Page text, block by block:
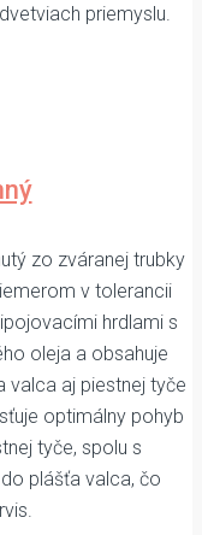
priemyslu.
zo zváranej trubky
v tolerancii
hrdlami s
oleja a obsahuje
valca aj piestnej tyče
optimálny pohyb
tyče, spolu s
plášťa valca, čo